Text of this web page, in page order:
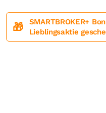
🎁
SMARTBROKER+
Lieblingsaktie